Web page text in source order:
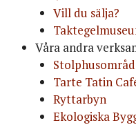
Vill du sälja?
Våra andra
Tarte Tatin
Ryttarbyn
Ekologiska